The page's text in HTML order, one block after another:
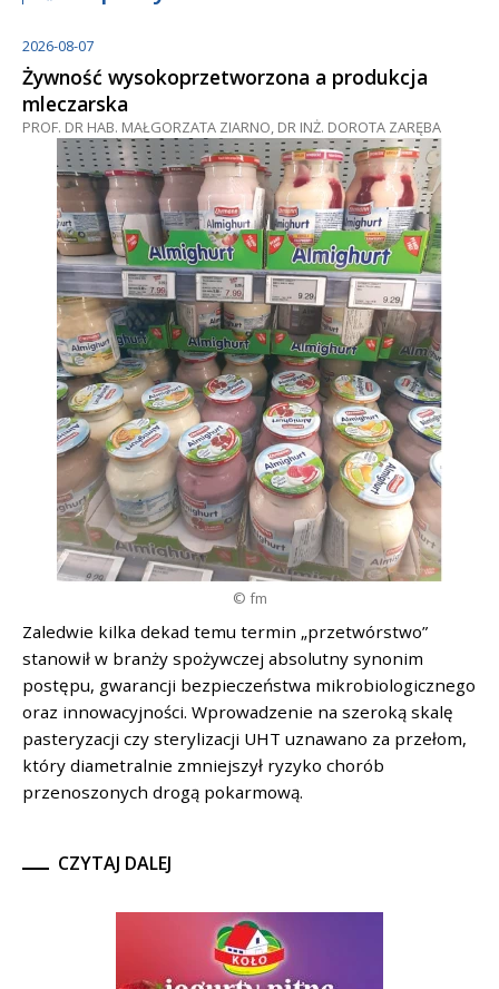
2026-08-07
Żywność wysokoprzetworzona a produkcja
mleczarska
PROF. DR HAB. MAŁGORZATA ZIARNO, DR INŻ. DOROTA ZARĘBA
© fm
Zaledwie kilka dekad temu termin „przetwórstwo”
stanowił w branży spożywczej absolutny synonim
postępu, gwarancji bezpieczeństwa mikrobiologicznego
oraz innowacyjności. Wprowadzenie na szeroką skalę
pasteryzacji czy sterylizacji UHT uznawano za przełom,
który diametralnie zmniejszył ryzyko chorób
przenoszonych drogą pokarmową.
CZYTAJ DALEJ